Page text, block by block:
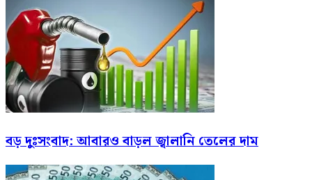
বড় দুঃসংবাদ: আবারও বাড়ল জ্বালানি তেলের দাম